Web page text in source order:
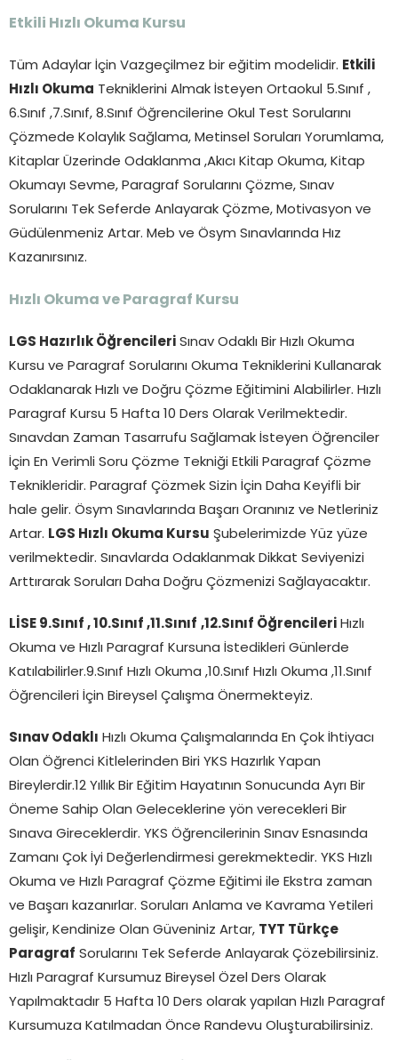
Etkili Hızlı Okuma Kursu
Tüm Adaylar İçin Vazgeçilmez bir eğitim modelidir. Etkili
Hızlı Okuma Tekniklerini Almak İsteyen Ortaokul 5.Sınıf ,
6.Sınıf ,7.Sınıf, 8.Sınıf Öğrencilerine Okul Test Sorularını
Çözmede Kolaylık Sağlama, Metinsel Soruları Yorumlama,
Kitaplar Üzerinde Odaklanma ,Akıcı Kitap Okuma, Kitap
Okumayı Sevme, Paragraf Sorularını Çözme, Sınav
Sorularını Tek Seferde Anlayarak Çözme, Motivasyon ve
Güdülenmeniz Artar. Meb ve Ösym Sınavlarında Hız
Kazanırsınız.
Hızlı Okuma ve Paragraf Kursu
LGS Hazırlık Öğrencileri Sınav Odaklı Bir Hızlı Okuma
Kursu ve Paragraf Sorularını Okuma Tekniklerini Kullanarak
Odaklanarak Hızlı ve Doğru Çözme Eğitimini Alabilirler. Hızlı
Paragraf Kursu 5 Hafta 10 Ders Olarak Verilmektedir.
Sınavdan Zaman Tasarrufu Sağlamak İsteyen Öğrenciler
İçin En Verimli Soru Çözme Tekniği Etkili Paragraf Çözme
Teknikleridir. Paragraf Çözmek Sizin İçin Daha Keyifli bir
hale gelir. Ösym Sınavlarında Başarı Oranınız ve Netleriniz
Artar. LGS Hızlı Okuma Kursu Şubelerimizde Yüz yüze
verilmektedir. Sınavlarda Odaklanmak Dikkat Seviyenizi
Arttırarak Soruları Daha Doğru Çözmenizi Sağlayacaktır.
LİSE 9.Sınıf , 10.Sınıf ,11.Sınıf ,12.Sınıf Öğrencileri
Hızlı
Okuma ve Hızlı Paragraf Kursuna İstedikleri Günlerde
Katılabilirler.9.Sınıf Hızlı Okuma ,10.Sınıf Hızlı Okuma ,11.Sınıf
Öğrencileri İçin Bireysel Çalışma Önermekteyiz.
Sınav Odaklı
Hızlı Okuma Çalışmalarında En Çok İhtiyacı
Olan Öğrenci Kitlelerinden Biri YKS Hazırlık Yapan
Bireylerdir.12 Yıllık Bir Eğitim Hayatının Sonucunda Ayrı Bir
Öneme Sahip Olan Geleceklerine yön verecekleri Bir
Sınava Gireceklerdir. YKS Öğrencilerinin Sınav Esnasında
Zamanı Çok İyi Değerlendirmesi gerekmektedir. YKS Hızlı
Okuma ve Hızlı Paragraf Çözme Eğitimi ile Ekstra zaman
ve Başarı kazanırlar. Soruları Anlama ve Kavrama Yetileri
gelişir, Kendinize Olan Güveniniz Artar, TYT Türkçe
Paragraf Sorularını Tek Seferde Anlayarak Çözebilirsiniz.
Hızlı Paragraf Kursumuz Bireysel Özel Ders Olarak
Yapılmaktadır 5 Hafta 10 Ders olarak yapılan Hızlı Paragraf
Kursumuza Katılmadan Önce Randevu Oluşturabilirsiniz.